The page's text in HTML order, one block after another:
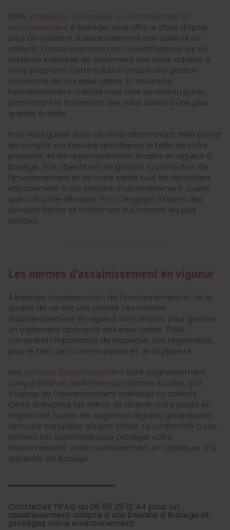
TPAG, entreprise spécialisée en terrassement et
assainissement à Baziège, vous offre le choix d’opter
pour un système d'assainissement non collectif ou
collectif. L'assainissement non collectif repose sur un
système individuel de traitement des eaux, adapté à
votre propriété. Cette solution assure une gestion
autonome de vos eaux usées. En revanche,
l'assainissement collectif vous relie au réseau public,
permettant le traitement des eaux usées à une plus
grande échelle.
Pour vous guider dans ce choix déterminant, TPAG prend
en compte vos besoins spécifiques, la taille de votre
propriété, et les réglementations locales en vigueur à
Baziège. Son objectif est de garantir la protection de
l'environnement et de votre santé tout en répondant
efficacement à vos besoins d'assainissement. Quelle
que soit votre décision, TPAG s'engage à fournir des
services fiables et conformes aux normes les plus
strictes.
Les normes d'assainissement en vigueur
À Baziège, la préservation de l'environnement et de la
qualité de vie est une priorité. Les normes
d'assainissement en vigueur sont strictes pour garantir
un traitement approprié des eaux usées. TPAG,
comprend l'importance de respecter ces règlements
pour le bien de la communauté et de la planète.
Ses services d'assainissement sont soigneusement
conçus pour se conformer aux normes locales, qu'il
s'agisse de l'assainissement individuel ou collectif.
Cette entreprise fait l’effort de réaliser votre projet en
respectant toutes les exigences légales, garantissant
ainsi une tranquillité d'esprit totale. La conformité à ces
normes est essentielle pour protéger votre
environnement, votre investissement et contribuer à la
durabilité de Baziège.
Contactez TPAG au 06 66 29 12 44 pour un
assainissement adapté à vos besoins à Baziège et
protégez votre environnement.